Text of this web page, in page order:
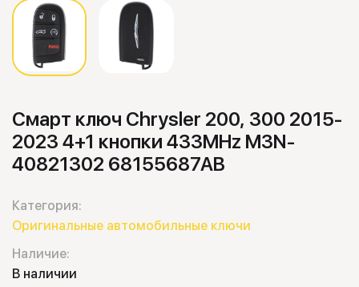
Смарт ключ Chrysler 200, 300 2015-
2023 4+1 кнопки 433MHz M3N-
40821302 68155687AB
Категория:
Оригинальные автомобильные ключи
Наличие:
В наличии